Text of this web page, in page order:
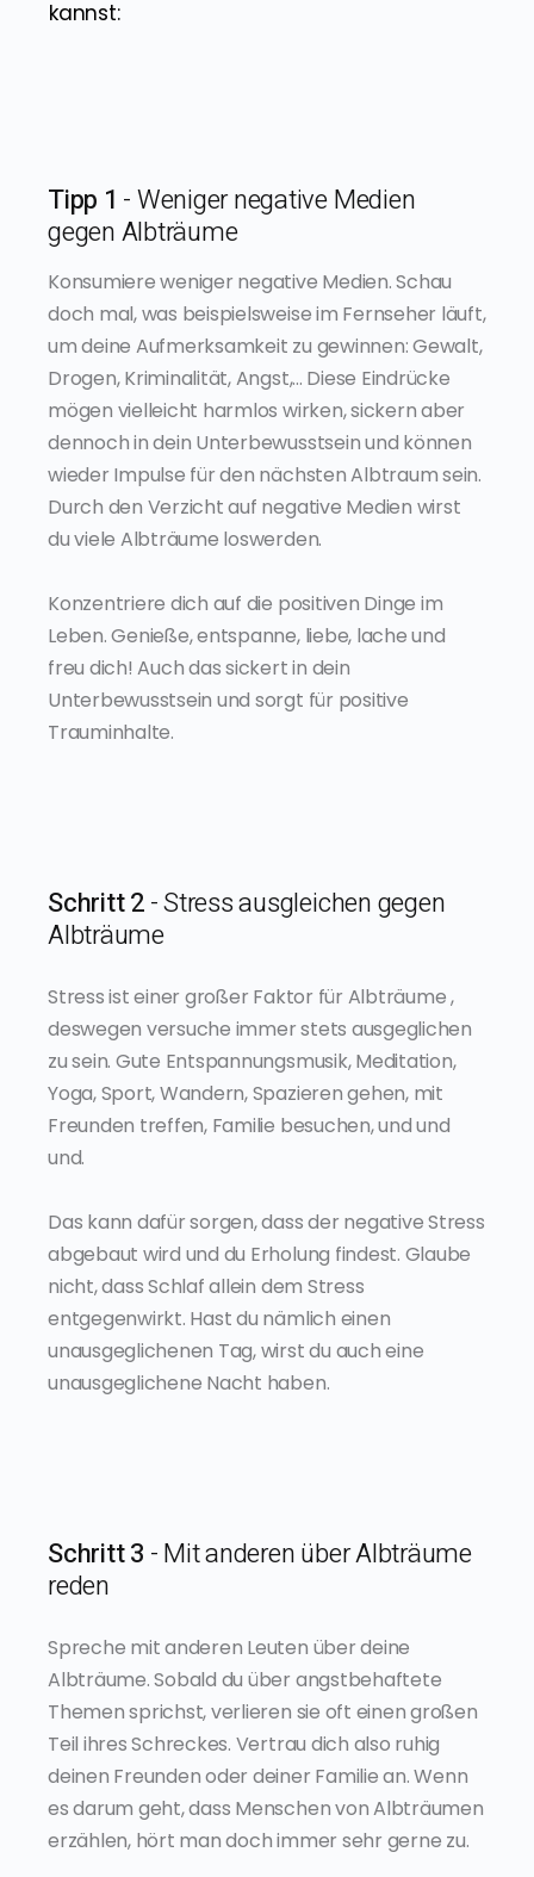
kannst:
Tipp 1 - Weniger negative Medien
gegen Albträume
Konsumiere weniger negative Medien. Schau
doch mal, was beispielsweise im Fernseher läuft,
um deine Aufmerksamkeit zu gewinnen: Gewalt,
Drogen, Kriminalität, Angst,... Diese Eindrücke
mögen vielleicht harmlos wirken, sickern aber
dennoch in dein Unterbewusstsein und können
wieder Impulse für den nächsten Albtraum sein.
Durch den Verzicht auf negative Medien wirst
du viele Albträume loswerden.
Konzentriere dich auf die positiven Dinge im
Leben. Genieße, entspanne, liebe, lache und
freu dich! Auch das sickert in dein
Unterbewusstsein und sorgt für positive
Trauminhalte.
Schritt 2- Stress ausgleichen gegen
Albträume
Stress ist einer großer Faktor für Albträume ,
deswegen versuche immer stets ausgeglichen
zu sein. Gute Entspannungsmusik, Meditation,
Yoga, Sport, Wandern, Spazieren gehen, mit
Freunden treffen, Familie besuchen, und und
und.
Das kann dafür sorgen, dass der negative Stress
abgebaut wird und du Erholung findest. Glaube
nicht, dass Schlaf allein dem Stress
entgegenwirkt. Hast du nämlich einen
unausgeglichenen Tag, wirst du auch eine
unausgeglichene Nacht haben.
Schritt 3 - Mit anderen über Albträume
reden
Spreche mit anderen Leuten über deine
Albträume. Sobald du über angstbehaftete
Themen sprichst, verlieren sie oft einen großen
Teil ihres Schreckes. Vertrau dich also ruhig
deinen Freunden oder deiner Familie an. Wenn
es darum geht, dass Menschen von Albträumen
erzählen, hört man doch immer sehr gerne zu.